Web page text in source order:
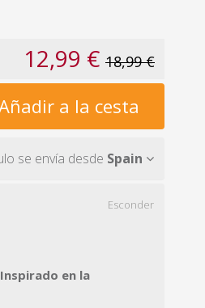
12,99 € 18,99 €
a la cesta
se envía desde Spain
Esconder
Inspirado en la